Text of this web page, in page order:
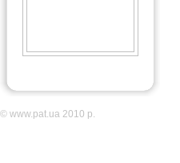
© www.pat.ua 2010 р.